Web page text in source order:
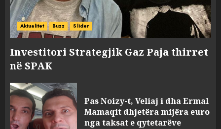
Aktualitet Buzz Slider
Investitori Strategjik Gaz Paja thirret
në SPAK
Pas Noizy-t, Veliaj i dha Ermal
Mamaqit dhjetëra mijëra euro
nga taksat e qytetarëve